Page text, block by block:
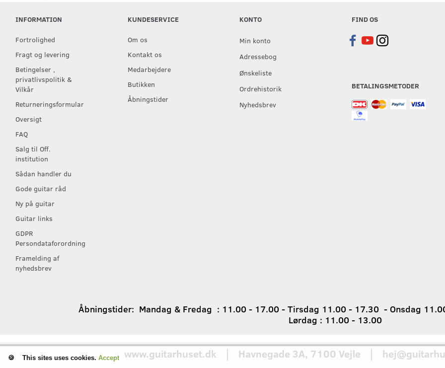
INFORMATION
Fortrolighed
Fragt og levering
Betingelser ,
privatlivspolitik &
Vilkår
Returneringsformular
Oversigt
FAQ
Salg til Off.
institution
Sådan handler du
Gode guitar råd
Ny på guitar
Guitar links
GDPR
Persondataforordning
Framelding af
nyhedsbrev
KUNDESERVICE
Om os
Kontakt os
Medarbejdere
Butikken
Åbningstider
KONTO
Min konto
Adressebog
Ønskeliste
Ordrehistorik
Nyhedsbrev
FIND OS
BETALINGSMETODER
Åbningstider: Mandag & Fredag : 11.00 - 17.00 - Tirsdag 11.00 - 17.30 - Onsdag
Lørdag : 11.00 - 13.00
www.guitarhuset.dk │ Havnegade 3A, 7100 Vejle │
This sites uses cookies. Accept